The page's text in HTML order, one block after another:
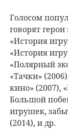
Голосом
говорят
«История
«История
«Полярный
«Тачки»
кино» (2007),
Большой
игрушек,
(2014), и др.